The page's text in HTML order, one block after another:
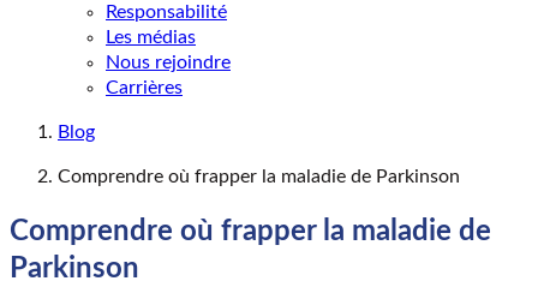
Responsabilité
Les médias
Nous rejoindre
Carrières
Blog
Comprendre où frapper la maladie de Parkinson
Comprendre où frapper la maladie de
Parkinson